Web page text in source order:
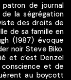
patron de journal
la ségrégation
des droits de
de sa famille en
(1987) évoque
noir Steve Biko.
et c’est Denzel
et de
au boycott